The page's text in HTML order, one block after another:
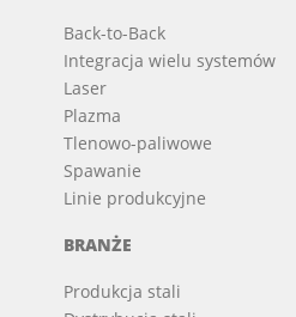
Back-to-Back
Integracja wielu systemów
Laser
Plazma
Tlenowo-paliwowe
Spawanie
Linie produkcyjne
BRANŻE
Produkcja stali